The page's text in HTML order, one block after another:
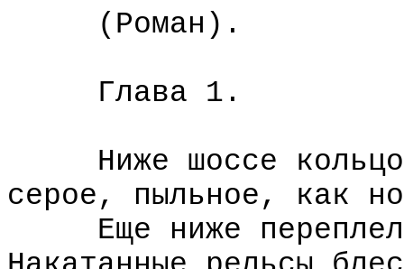
(Роман).
Глава 1.
Ниже шоссе
серое, пыльное, как
Еще ниже